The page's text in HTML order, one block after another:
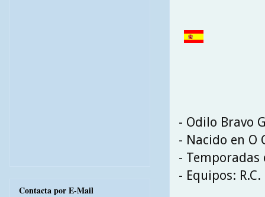
- Odilo Bravo
- Nacido en O
- Temporadas
- Equipos:
Contacta por E-Mail